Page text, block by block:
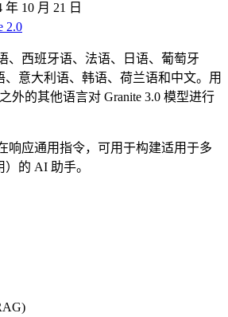
年 10 月 21 日
2.0
、西班牙语、法语、日语、葡萄牙
意大利语、韩语、荷兰语和中文。用
外的其他语言对 Granite 3.0 模型进行
响应通用指令，可用于构建适用于多
的 AI 助手。